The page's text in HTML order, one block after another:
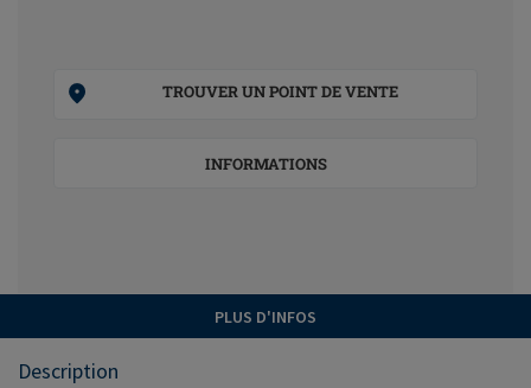
TROUVER UN POINT DE VENTE
INFORMATIONS
PLUS D'INFOS
Description